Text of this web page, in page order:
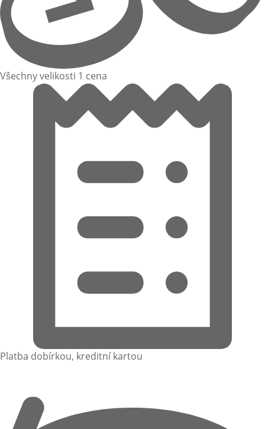
Všechny velikosti 1 cena
Platba dobírkou, kreditní kartou